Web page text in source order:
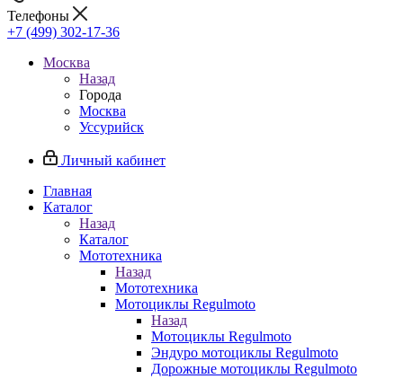
Телефоны
+7 (499) 302-17-36
Москва
Назад
Города
Москва
Уссурийск
Личный кабинет
Главная
Каталог
Назад
Каталог
Мототехника
Назад
Мототехника
Мотоциклы Regulmoto
Назад
Мотоциклы Regulmoto
Эндуро мотоциклы Regulmoto
Дорожные мотоциклы Regulmoto